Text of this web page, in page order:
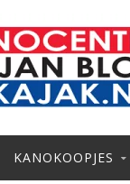
KANOKOOPJES